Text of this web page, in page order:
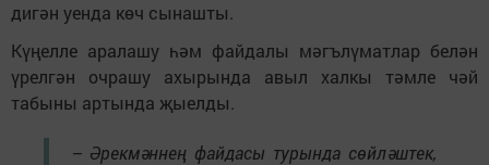
дигән уенда көч сынашты.
Күңелле аралашу һәм файдалы мәгълүматлар белән
үрелгән очрашу ахырында авыл халкы тәмле чәй
табыны артында җыелды.
– Әрекмәннең файдасы турында сөйләштек,